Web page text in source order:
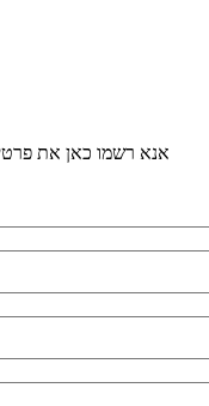
אנא רשמו כאן את